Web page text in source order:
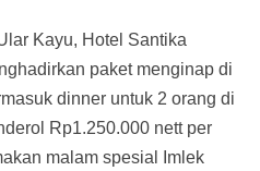
Kayu, Hotel Santika
paket menginap di
dinner untuk 2 orang di
Rp1.250.000 nett per
malam spesial Imlek